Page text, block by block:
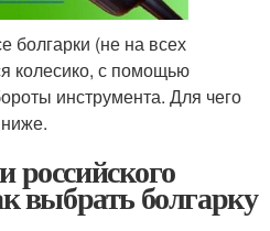
болгарки (не на всех
колесико, с помощью
инструмента. Для чего
выбрать болгарку